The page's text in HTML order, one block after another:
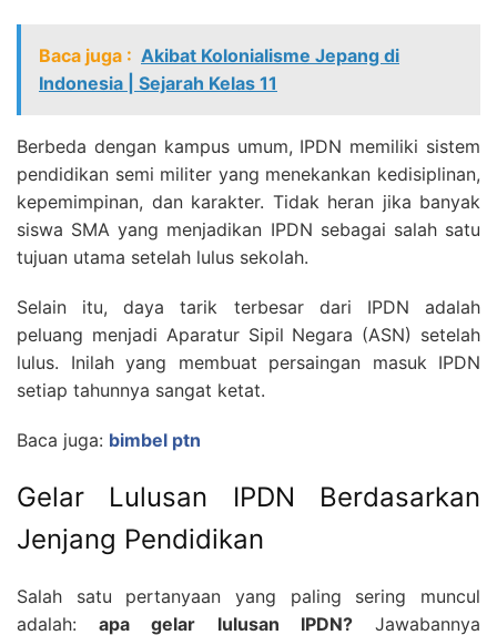
Baca juga : Akibat Kolonialisme Jepang di
Indonesia | Sejarah Kelas 11
Berbeda dengan kampus umum, IPDN memiliki sistem
pendidikan semi militer yang menekankan kedisiplinan,
kepemimpinan, dan karakter. Tidak heran jika banyak
siswa SMA yang menjadikan IPDN sebagai salah satu
tujuan utama setelah lulus sekolah.
Selain itu, daya tarik terbesar dari IPDN adalah
peluang menjadi Aparatur Sipil Negara (ASN) setelah
lulus. Inilah yang membuat persaingan masuk IPDN
setiap tahunnya sangat ketat.
Baca juga: bimbel ptn
Gelar Lulusan IPDN Berdasarkan
Jenjang Pendidikan
Salah satu pertanyaan yang paling sering muncul
adalah:apa gelar lulusan IPDN?Jawabannya